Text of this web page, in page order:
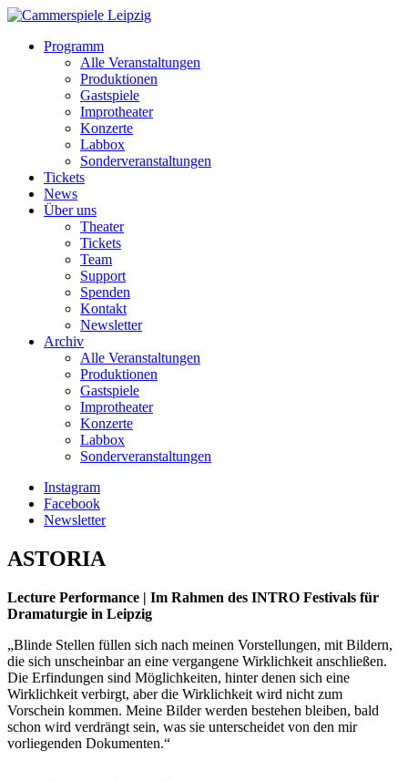
Programm
Alle Veranstaltungen
Produktionen
Gastspiele
Improtheater
Konzerte
Labbox
Sonderveranstaltungen
Tickets
News
Über uns
Theater
Tickets
Team
Support
Spenden
Kontakt
Newsletter
Archiv
Alle Veranstaltungen
Produktionen
Gastspiele
Improtheater
Konzerte
Labbox
Sonderveranstaltungen
Instagram
Facebook
Newsletter
ASTORIA
Lecture Performance | Im Rahmen des INTRO Festivals für
Dramaturgie in Leipzig
„Blinde Stellen füllen sich nach meinen Vorstellungen, mit Bildern,
die sich unscheinbar an eine vergangene Wirklichkeit anschließen.
Die Erfindungen sind Möglichkeiten, hinter denen sich eine
Wirklichkeit verbirgt, aber die Wirklichkeit wird nicht zum
Vorschein kommen. Meine Bilder werden bestehen bleiben, bald
schon wird verdrängt sein, was sie unterscheidet von den mir
vorliegenden Dokumenten.“